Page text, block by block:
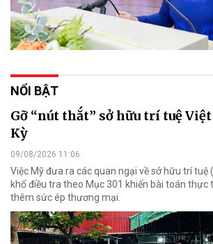
NỔI BẬT
Gỡ “nút thắt” sở hữu trí tuệ
Kỳ
09/08/2026 11:06
Việc Mỹ đưa ra các quan ngại về sở hữu trí tuệ
khổ điều tra theo Mục 301 khiến bài toán thực
thêm sức ép thương mại.